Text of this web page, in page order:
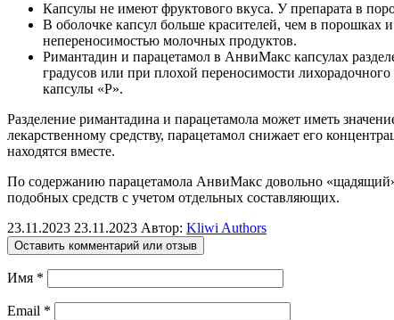
Капсулы не имеют фруктового вкуса. У препарата в
В оболочке капсул больше красителей, чем в порошках
непереносимостью молочных продуктов.
Римантадин и парацетамол в АнвиМакс капсулах
градусов или при плохой переносимости
капсулы «Р».
Разделение римантадина и парацетамола может иметь
лекарственному средству, парацетамол снижает его
находятся вместе.
По содержанию парацетамола АнвиМакс довольно
подобных средств с учетом отдельных составляющих.
23.11.2023 23.11.2023 Автор: Kliwi Authors
Оставить комментарий или отзыв
Имя *
Email *